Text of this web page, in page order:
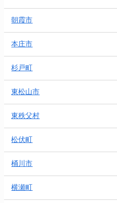
朝霞市
本庄市
杉戸町
東松山市
東秩父村
松伏町
桶川市
横瀬町